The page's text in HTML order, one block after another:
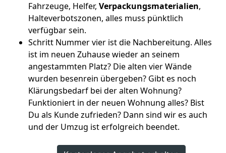
Fahrzeuge, Helfer, Verpackungsmaterialien,
Halteverbotszonen, alles muss pünktlich
verfügbar sein.
Schritt Nummer vier ist die Nachbereitung. Alles
ist im neuen Zuhause wieder an seinem
angestammten Platz? Die alten vier Wände
wurden besenrein übergeben? Gibt es noch
Klärungsbedarf bei der alten Wohnung?
Funktioniert in der neuen Wohnung alles? Bist
Du als Kunde zufrieden? Dann sind wir es auch
und der Umzug ist erfolgreich beendet.